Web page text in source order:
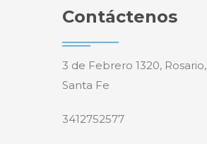
Contáctenos
3 de Febrero 1320, Rosario,
Santa Fe
3412752577